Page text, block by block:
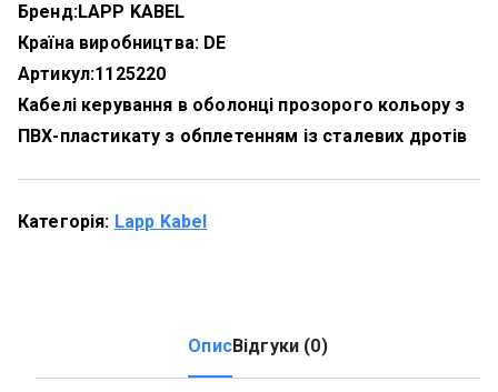
Бренд:LAPP KABEL
Країна виробництва: DE
Артикул:1125220
Кабелі керування в оболонці прозорого кольору з
ПВХ-пластикату з обплетенням із сталевих дротів
Категорія: Lapp Kabel
ОписВідгуки (0)